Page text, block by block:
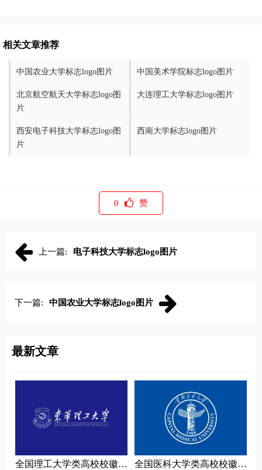
相关文章推荐
中国农业大学标志logo图片 中国美术学院标志logo图片
北京航空航天大学标志logo图
片
大连理工大学标志logo图片
西安电子科技大学标志logo图
片
西南大学标志logo图片
0 赞
上一篇: 电子科技大学标志logo图片
下一篇: 中国农业大学标志logo图片
最新文章
全国理工大学类高校校徽设
全国医科大学类高校校徽设